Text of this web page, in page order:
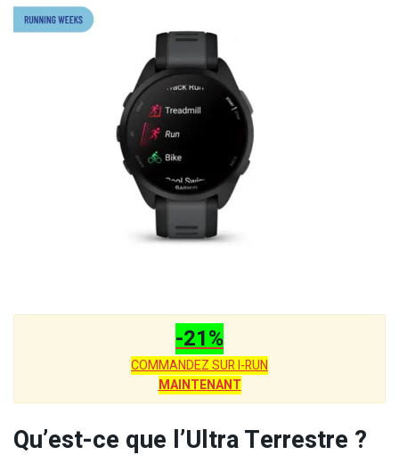
-21%
COMMANDEZ SUR I-RUN
MAINTENANT
Qu’est-ce que l’Ultra Terrestre ?